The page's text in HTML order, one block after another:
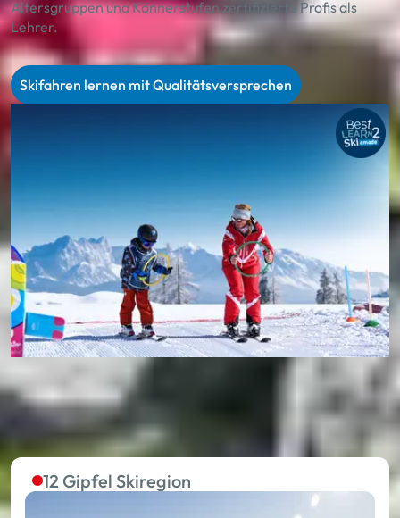
Altersgruppen und Könnerstufen zertifizierte Profis als
Lehrer.
Skifahren lernen mit Qualitätsversprechen
12 Gipfel Skiregion